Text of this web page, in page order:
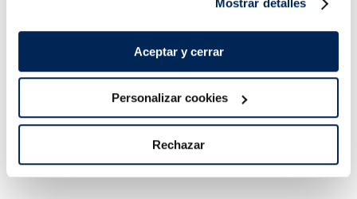
Mostrar detalles
Aceptar y cerrar
Personalizar cookies
Rechazar
Añadir Añadir